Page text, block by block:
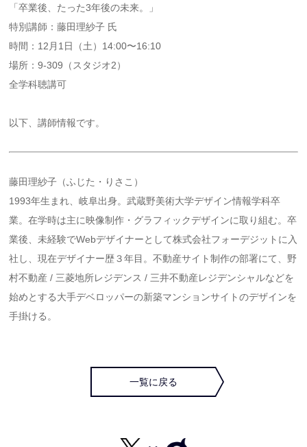
「卒業後、たった3年後の未来。」
特別講師：藤田理紗子 氏
時間：12月1日（土）14:00〜16:10
場所：9-309（スタジオ2）
全学科聴講可
以下、講師情報です。
藤田理紗子（ふじた・りさこ）
1993年生まれ、岐阜出身。武蔵野美術大学デザイン情報学科卒
業。在学時は主に映像制作・グラフィックデザインに取り組む。卒
業後、未経験でWebデザイナーとして株式会社フォーデジットに入
社し、現在デザイナー歴３年目。不動産サイト制作の部署にて、野
村不動産 / 三菱地所レジデンス / 三井不動産レジデンシャルなどを
始めとする大手デベロッパーの新築マンションサイトのデザインを
手掛ける。
一覧に戻る